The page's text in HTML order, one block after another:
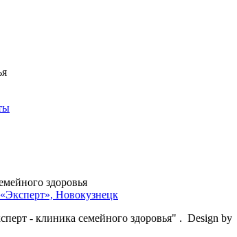
- клиника семейного здоровья" . Design by